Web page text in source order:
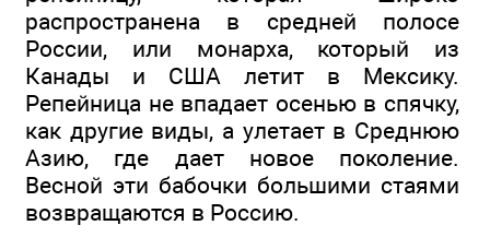
распространена в средней полосе
России, или монарха, который из
Канады и США летит в Мексику.
Репейница не впадает осенью в спячку,
как другие виды, а улетает в Среднюю
Азию, где дает новое поколение.
Весной эти бабочки большими стаями
возвращаются в Россию.